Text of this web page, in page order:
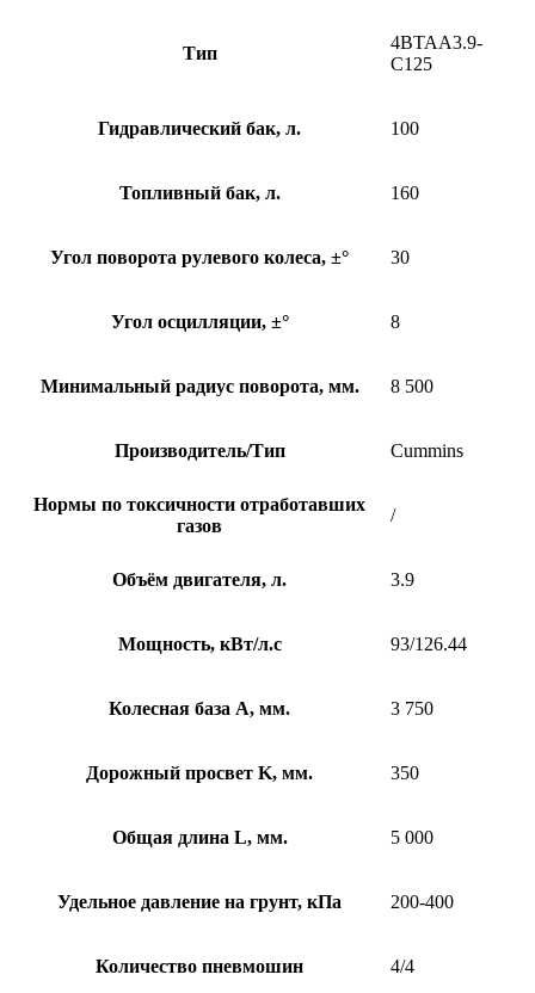
Тип
4BTAA3.9-
C125
Гидравлический бак, л. 100
Топливный бак, л. 160
Угол поворота рулевого колеса, ±° 30
Угол осцилляции, ±° 8
Минимальный радиус поворота, мм. 8 500
Производитель/Тип Cummins
Нормы по токсичности отработавших
газов
/
Объём двигателя, л. 3.9
Мощность, кВт/л.с 93/126.44
Колесная база A, мм. 3 750
Дорожный просвет K, мм. 350
Общая длина L, мм. 5 000
Удельное давление на грунт, кПа 200-400
Количество пневмошин 4/4